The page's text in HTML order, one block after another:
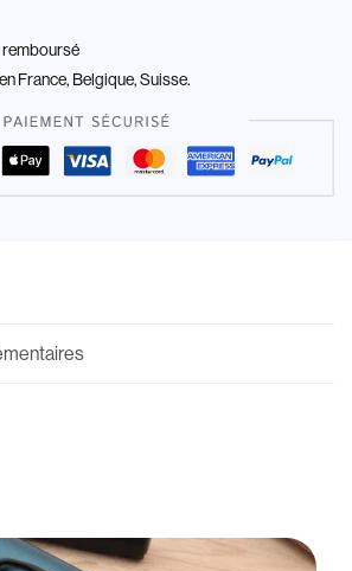
France, Belgique, Suisse.